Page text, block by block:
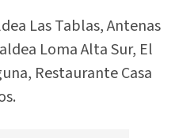
Las Tablas, Antenas
Loma Alta Sur, El
Restaurante Casa